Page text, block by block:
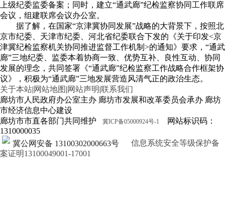
上级纪委监委备案；同时，建立“通武廊”纪检监察协同工作联席
会议，组建联席会议办公室。
据了解，在国家“京津冀协同发展”战略的大背景下，按照北
京市纪委、天津市纪委、河北省纪委联合下发的《关于印发<京
津冀纪检监察机关协同推进监督工作机制>的通知》要求，“通武
廊”三地纪委、监委本着协商一致、优势互补、良性互动、协同
发展的理念，共同签署《“通武廊”纪检监察工作战略合作框架协
议》，积极为“通武廊”三地发展营造风清气正的政治生态。
关于本站|网站地图 |网站声明|联系我们
廊坊市人民政府办公室主办 廊坊市发展和改革委员会承办 廊坊
市经济信息中心建设
廊坊市市直各部门共同维护
冀ICP备05000924号-1
网站标识码：
1310000035
冀公网安备 13100302000663号
信息系统安全等级保护备
案证明13100049001-17001